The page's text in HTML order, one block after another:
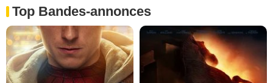
Top Bandes-annonces